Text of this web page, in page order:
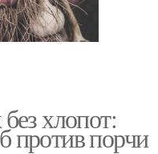
хлопот:
против порчи